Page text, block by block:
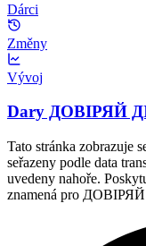
Dárci
Změny
Vývoj
Dary ДОВІРЯЙ
Tato stránka
seřazeny podle data
uvedeny nahoře.
znamená pro